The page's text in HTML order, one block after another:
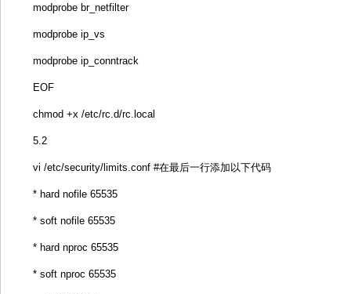
modprobe br_netfilter
modprobe ip_vs
modprobe ip_conntrack
EOF
chmod +x /etc/rc.d/rc.local
5.2
vi /etc/security/limits.conf #在最后一行添加以下代码
* hard nofile 65535
* soft nofile 65535
* hard nproc 65535
* soft nproc 65535